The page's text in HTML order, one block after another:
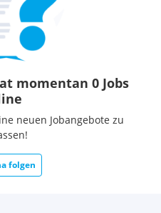
momentan 0 Jobs
neuen Jobangebote zu
folgen